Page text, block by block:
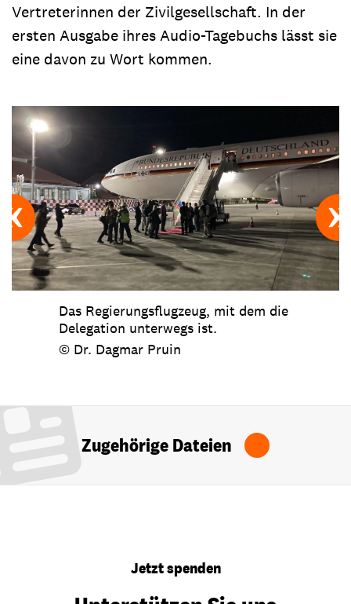
Vertreterinnen der Zivilgesellschaft. In der
ersten Ausgabe ihres Audio-Tagebuchs lässt sie
eine davon zu Wort kommen.
Das Regierungsflugzeug, mit dem die
Delegation unterwegs ist.
© Dr. Dagmar Pruin
Zugehörige Dateien
Jetzt spenden